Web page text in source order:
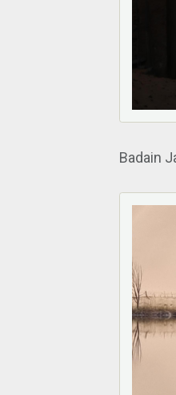
Badain